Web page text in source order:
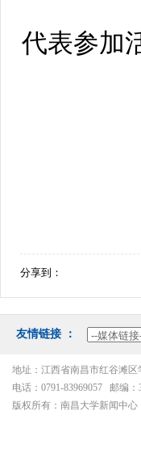
代表参加
分享到：
友情链接：
地址：江西省南昌市红谷滩
电话：0791-83969057邮编：
版权所有：南昌大学新闻中心